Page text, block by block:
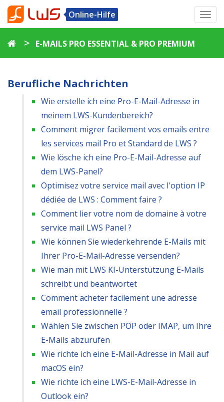
Online-Hilfe
> E-MAILS PRO ESSENTIAL & PRO PREMIUM
Berufliche Nachrichten
Wie erstelle ich eine Pro-E-Mail-Adresse in
meinem LWS-Kundenbereich?
Comment migrer facilement vos emails entre
les services mail Pro et Standard de LWS ?
Wie lösche ich eine Pro-E-Mail-Adresse auf
dem LWS-Panel?
Optimisez votre service mail avec l'option IP
dédiée de LWS : Comment faire ?
Comment lier votre nom de domaine à votre
service mail LWS Panel ?
Wie können Sie wiederkehrende E-Mails mit
Ihrer Pro-E-Mail-Adresse versenden?
Wie man mit LWS KI-Unterstützung E-Mails
schreibt und beantwortet
Comment acheter facilement une adresse
email professionnelle ?
Wählen Sie zwischen POP oder IMAP, um Ihre
E-Mails abzurufen
Wie richte ich eine E-Mail-Adresse in Mail auf
macOS ein?
Wie richte ich eine LWS-E-Mail-Adresse in
Outlook ein?